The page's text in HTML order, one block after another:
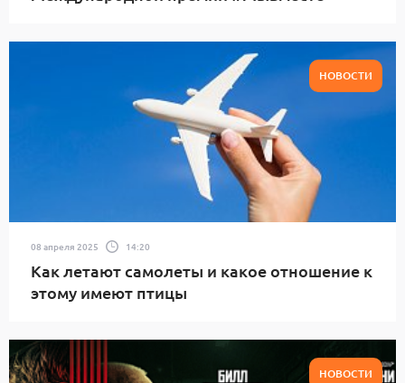
НОВОСТИ
08 апреля 2025 14:20
Как летают самолеты и какое отношение к
этому имеют птицы
НОВОСТИ